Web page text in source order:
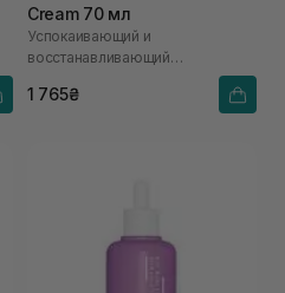
Cream 70 мл
Успокаивающий и
восстанавливающий
1 765₴